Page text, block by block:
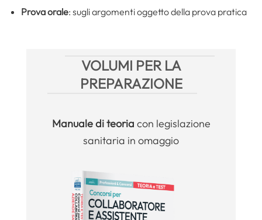
Prova orale: sugli argomenti oggetto della prova pratica
VOLUMI PER LA
PREPARAZIONE
Manualedi teoria con legislazione
sanitaria in omaggio